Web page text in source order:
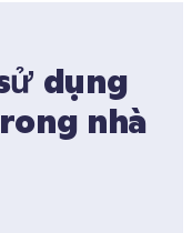
dụng
nhà